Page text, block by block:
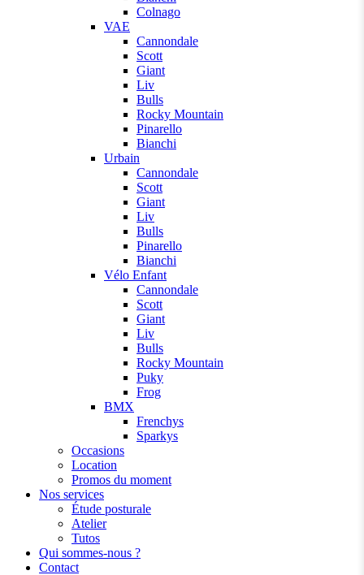
Colnago
VAE
Cannondale
Scott
Giant
Liv
Bulls
Rocky Mountain
Pinarello
Bianchi
Urbain
Cannondale
Scott
Giant
Liv
Bulls
Pinarello
Bianchi
Vélo Enfant
Cannondale
Scott
Giant
Liv
Bulls
Rocky Mountain
Puky
Frog
BMX
Frenchys
Sparkys
Occasions
Location
Promos du moment
Nos services
Étude posturale
Atelier
Tutos
Qui sommes-nous ?
Contact